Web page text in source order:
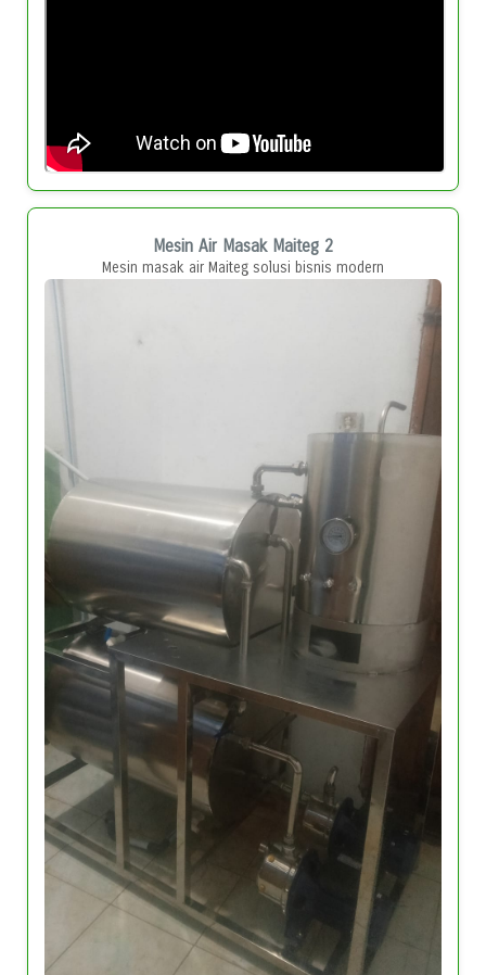
Mesin Air Masak Maiteg 2
Mesin masak air Maiteg solusi bisnis modern